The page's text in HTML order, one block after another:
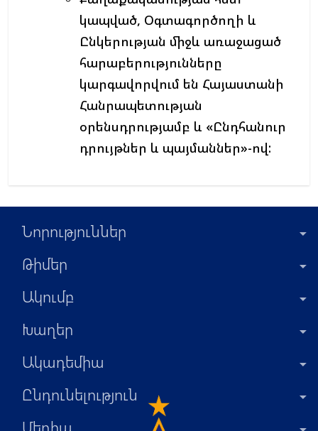
կապված, Օգտագործողի և
Ընկերության միջև առաջացած
հարաբերությունները
կարգավորվում են Հայաստանի
Հանրապետության
օրենսդրությամբ և «Ընդհանուր
դրույթներ և պայմաններ»-ով:
Նորություններ
Թիմեր
Ակումբ
Խաղեր
Ակադեմիա
Ընդունելություն
Մեդիա